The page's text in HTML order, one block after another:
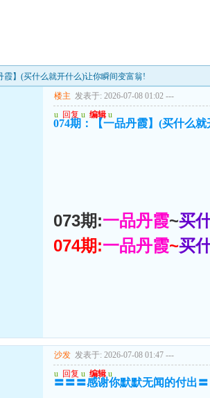
霞】(买什么就开什么)让你瞬间变富翁!
楼主 发表于: 2026-07-08 01:02 ---
u 回复 u 编辑 u
074期：【一品丹霞】(买什么
073期:一品丹霞~买
074期:一品丹霞~买
沙发 发表于: 2026-07-08 01:47 ---
u 回复 u 编辑 u
〓〓〓感谢你默默无闻的付出